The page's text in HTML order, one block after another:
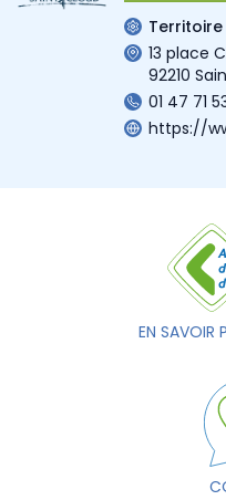
Territoire
13 place
92210
01 47 71
https://
EN SAVOIR